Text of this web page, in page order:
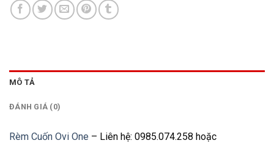
MÔ TẢ
ĐÁNH GIÁ (0)
Rèm Cuốn Ovi One – Liên hệ: 0985.074.258 hoặc